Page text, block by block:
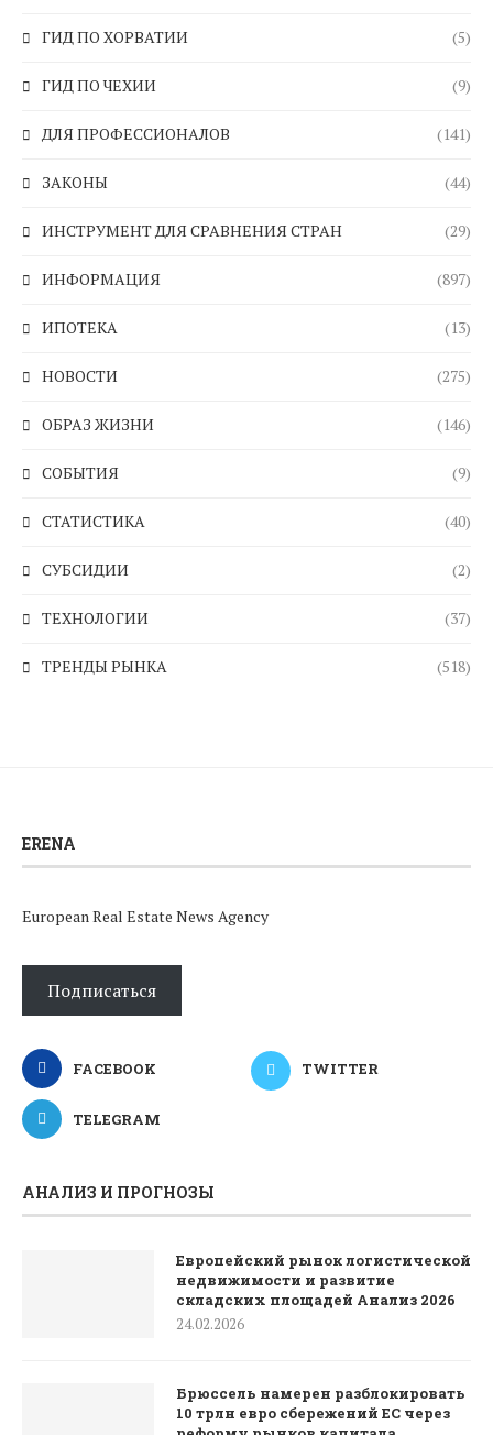
ГИД ПО ХОРВАТИИ (5)
ГИД ПО ЧЕХИИ (9)
ДЛЯ ПРОФЕССИОНАЛОВ (141)
ЗАКОНЫ (44)
ИНСТРУМЕНТ ДЛЯ СРАВНЕНИЯ СТРАН (29)
ИНФОРМАЦИЯ (897)
ИПОТЕКА (13)
НОВОСТИ (275)
ОБРАЗ ЖИЗНИ (146)
СОБЫТИЯ (9)
СТАТИСТИКА (40)
СУБСИДИИ (2)
ТЕХНОЛОГИИ (37)
ТРЕНДЫ РЫНКА (518)
ERENA
European Real Estate News Agency
Подписаться
FACEBOOK TWITTER
TELEGRAM
АНАЛИЗ И ПРОГНОЗЫ
Европейский рынок логистической
недвижимости и развитие
складских площадей Анализ 2026
24.02.2026
Брюссель намерен разблокировать
10 трлн евро сбережений ЕС через